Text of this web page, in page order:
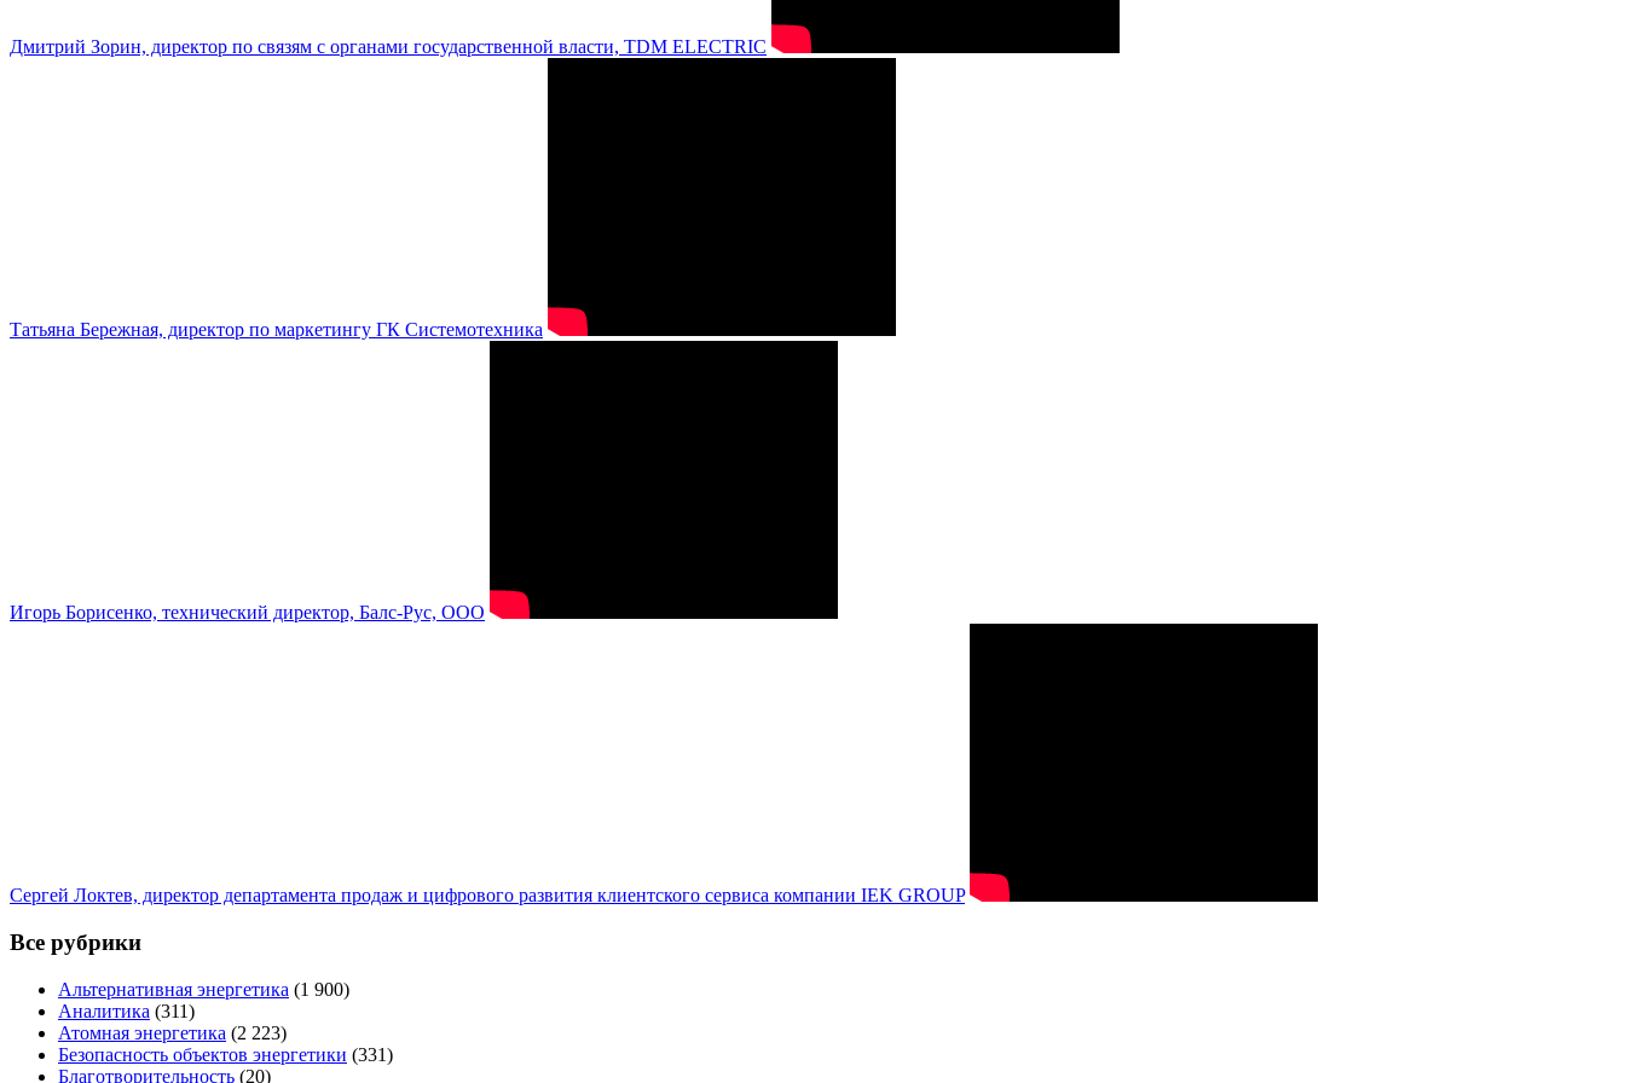
Дмитрий Зорин, директор по связям с органами государственной власти, TDM ELECTRIC
Татьяна Бережная, директор по маркетингу ГК Системотехника
Игорь Борисенко, технический директор, Балс-Рус, ООО
Сергей Локтев, директор департамента продаж и цифрового развития клиентского сервиса компании IEK GROUP
Все рубрики
Альтернативная энергетика (1 900)
Аналитика (311)
Атомная энергетика (2 223)
Безопасность объектов энергетики (331)
Благотворительность (20)